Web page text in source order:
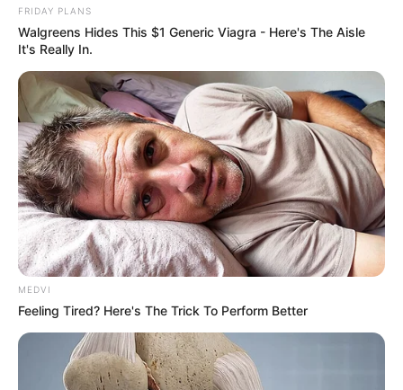
ชื่อตนเองคุณเป็นคนอารมณ์ดีเอามาก ๆ ไม่ค่อยจะโกรธ
ใคร คุณชอบเล่นสนุกสนาน ชอบเซ้าซี้อะไรบ่อย ๆ มักจะเป็น
เรื่องเดิม ๆ เวลาคุณเจอศัตรูคุณจะถอยออกห่างไม่กล้าเข้า
ใกล้
ขอบคุณข้อมูลจาก Forward Mail
คำนามแทนชื่อ คำนามแทนชื่อตัวคุณ ชื่อ ชื่อเล่น ทำนาย
ทำนายคำนามแทนชื่อ
FRIDAY PLANS
Walgreens Hides This $1 Generic Viagra - Here's The Aisle
It's Really In.
MEDVI
Feeling Tired? Here's The Trick To Perform Better